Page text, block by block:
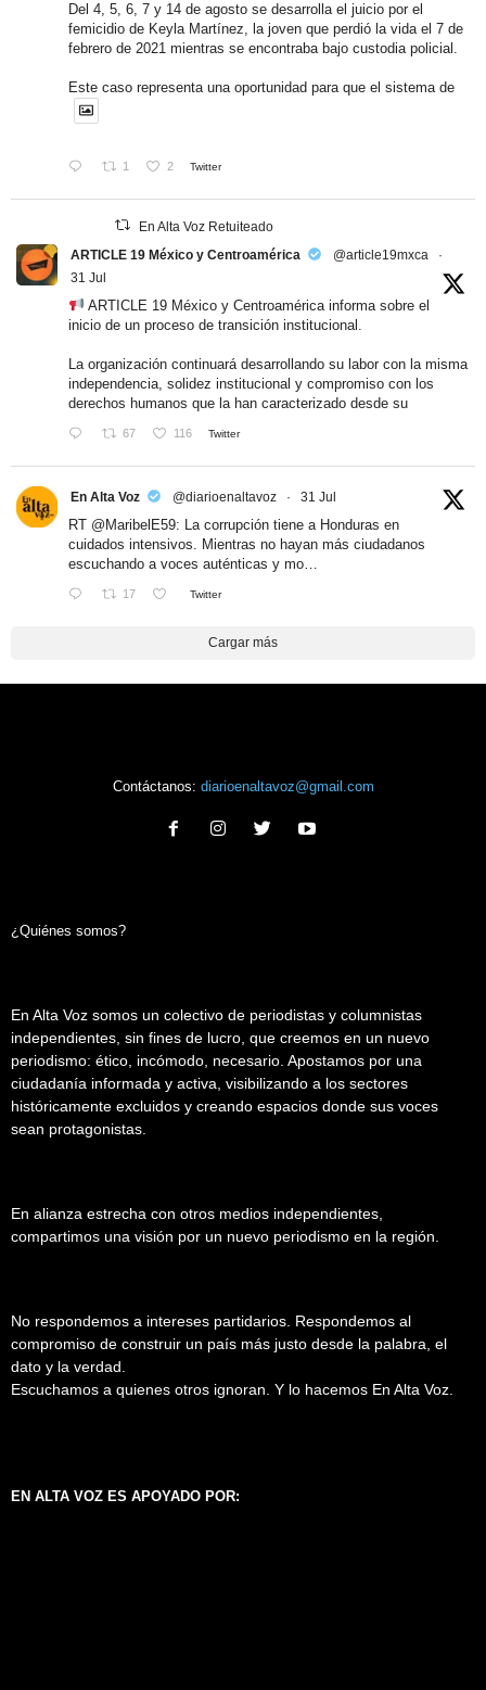
Del 4, 5, 6, 7 y 14 de agosto se desarrolla el juicio por el
femicidio de Keyla Martínez, la joven que perdió la vida el 7 de
febrero de 2021 mientras se encontraba bajo custodia policial.
Este caso representa una oportunidad para que el sistema de
1 2 Twitter
En Alta Voz Retuiteado
ARTICLE 19 México y Centroamérica
@article19mxca
·
31 Jul
ARTICLE 19 México y Centroamérica informa sobre el
inicio de un proceso de transición institucional.
La organización continuará desarrollando su labor con la misma
independencia, solidez institucional y compromiso con los
derechos humanos que la han caracterizado desde su
67 116 Twitter
En Alta Voz @diarioenaltavoz · 31 Jul
RT @MaribelE59: La corrupción tiene a Honduras en
cuidados intensivos. Mientras no hayan más ciudadanos
escuchando a voces auténticas y mo…
17 Twitter
Cargar más
Contáctanos: diarioenaltavoz@gmail.com
¿Quiénes somos?
En Alta Voz somos un colectivo de periodistas y columnistas
independientes, sin fines de lucro, que creemos en un nuevo
periodismo: ético, incómodo, necesario. Apostamos por una
ciudadanía informada y activa, visibilizando a los sectores
históricamente excluidos y creando espacios donde sus voces
sean protagonistas.
En alianza estrecha con otros medios independientes,
compartimos una visión por un nuevo periodismo en la región.
No respondemos a intereses partidarios. Respondemos al
compromiso de construir un país más justo desde la palabra, el
dato y la verdad.
Escuchamos a quienes otros ignoran. Y lo hacemos En Alta Voz.
EN ALTA VOZ ES APOYADO POR: